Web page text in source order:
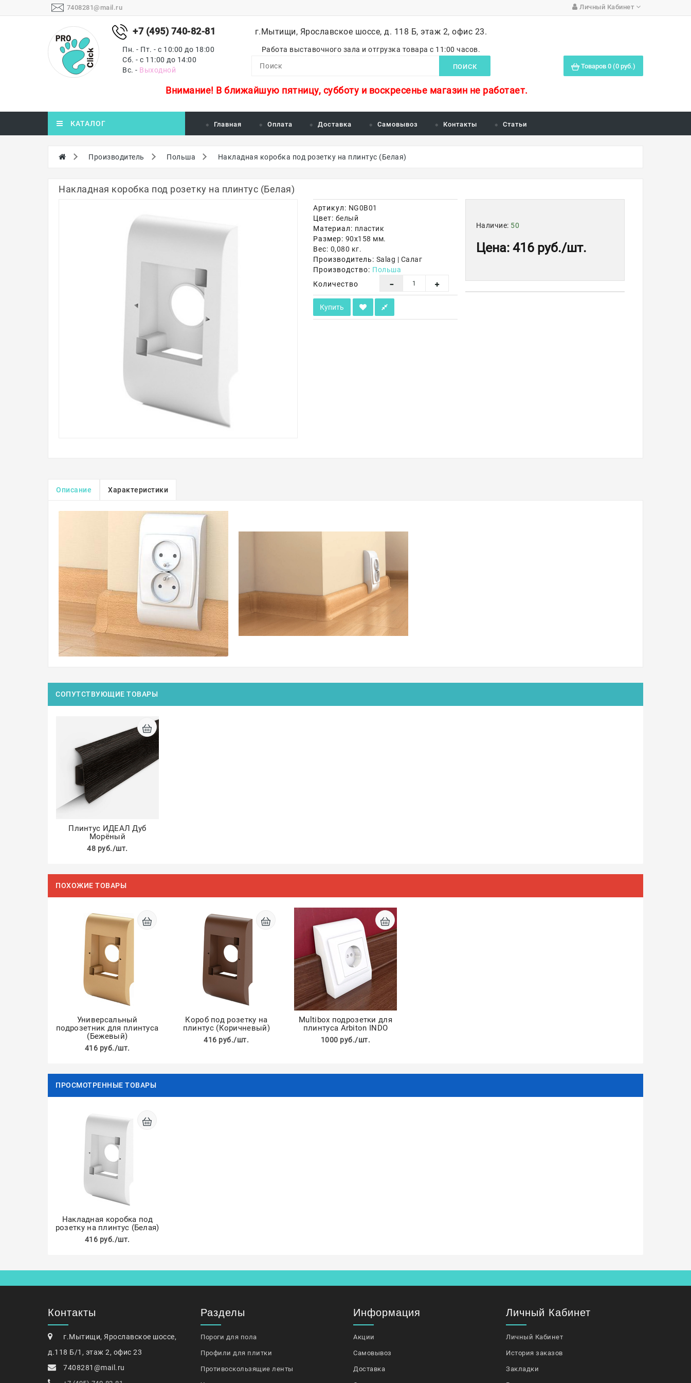
7408281@mail.ru Личный Кабинет
+7 (495) 740-82-81
Пн. - Пт. - с 10:00 до 18:00
Сб. - с 11:00 до 14:00
Вс. - Выходной
г.Мытищи, Ярославское шоссе, д. 118 Б, этаж 2, офис 23.
Работа выставочного зала и отгрузка товара с 11:00 часов.
ПОИСК Товаров 0 (0 руб.)
Внимание! В ближайшую пятницу, субботу и воскресенье магазин не работает.
КАТАЛОГ Главная Оплата Доставка Самовывоз Контакты Статьи
Производитель Польша Накладная коробка под розетку на плинтус (Белая)
Накладная коробка под розетку на плинтус (Белая)
Артикул: NG0B01
Цвет: белый
Материал: пластик
Размер: 90х158 мм.
Вес: 0,080 кг.
Производитель: Salag | Салаг
Производство: Польша
Количество
Купить
Наличие: 50
Цена: 416 руб./шт.
Описание Характеристики
СОПУТСТВУЮЩИЕ ТОВАРЫ
Плинтус ИДЕАЛ Дуб
Морёный
48 руб./шт.
ПОХОЖИЕ ТОВАРЫ
Универсальный
подрозетник для плинтуса
(Бежевый)
416 руб./шт.
Короб под розетку на
плинтус (Коричневый)
416 руб./шт.
Multibox подрозетки для
плинтуса Arbiton INDO
1000 руб./шт.
ПРОСМОТРЕННЫЕ ТОВАРЫ
Накладная коробка под
розетку на плинтус (Белая)
416 руб./шт.
Контакты
г.Мытищи, Ярославское шоссе,
д.118 Б/1, этаж 2, офис 23
7408281@mail.ru
Разделы
Пороги для пола
Профили для плитки
Противоскользящие ленты
Информация
Акции
Самовывоз
Доставка
Личный Кабинет
Личный Кабинет
История заказов
Закладки